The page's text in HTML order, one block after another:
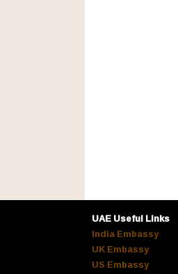
UAE Useful Links
India Embassy
UK Embassy
US Embassy